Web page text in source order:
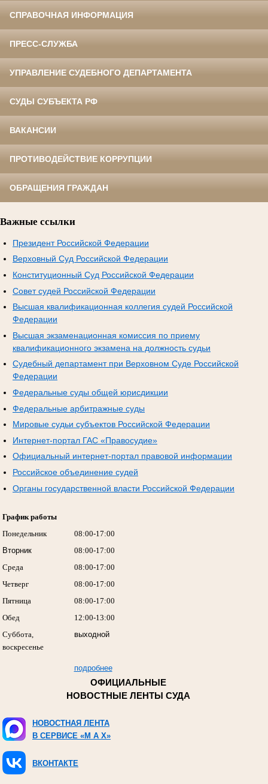
СПРАВОЧНАЯ ИНФОРМАЦИЯ
ПРЕСС-СЛУЖБА
УПРАВЛЕНИЕ СУДЕБНОГО ДЕПАРТАМЕНТА
СУДЫ СУБЪЕКТА РФ
ВАКАНСИИ
ПРОТИВОДЕЙСТВИЕ КОРРУПЦИИ
ОБРАЩЕНИЯ ГРАЖДАН
Важные ссылки
Президент Российской Федерации
Верховный Суд Российской Федерации
Конституционный Суд Российской Федерации
Совет судей Российской Федерации
Высшая квалификационная коллегия судей Российской
Федерации
Высшая экзаменационная комиссия по приему
квалификационного экзамена на должность судьи
Судебный департамент при Верховном Суде Российской
Федерации
Федеральные суды общей юрисдикции
Федеральные арбитражные суды
Мировые судьи субъектов Российской Федерации
Интернет-портал ГАС «Правосудие»
Официальный интернет-портал правовой информации
Российское объединение судей
Органы государственной власти Российской Федерации
График работы
Понедельник
08:00-17:00
Вторник
08:00-17:00
Среда
08:00-17:00
Четверг
08:00-17:00
Пятница
08:00-17:00
Обед
12:00-13:00
Суббота,
воскресенье
выходной
подробнее
ОФИЦИАЛЬНЫЕ
НОВОСТНЫЕ ЛЕНТЫ СУДА
НОВОСТНАЯ ЛЕНТА
В СЕРВИСЕ «M A X»
ВКОНТАКТЕ